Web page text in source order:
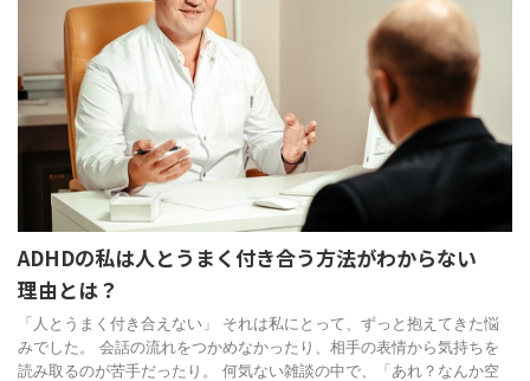
ADHDの私は人とうまく付き合う方法がわからない
理由とは？
「人とうまく付き合えない」 それは私にとって、ずっと抱えてきた悩
みでした。 会話の流れをつかめなかったり、相手の表情から気持ちを
読み取るのが苦手だったり。 何気ない雑談の中で、「あれ？なんか空